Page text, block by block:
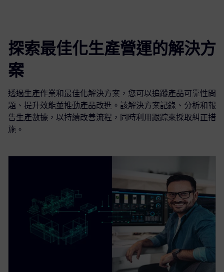
探索最佳化生產營運的解決方
案
透過生產作業和最佳化解決方案，您可以追蹤產品可靠性問
題、提升效能並推動產品改進。該解決方案記錄、分析和報
告生產數據，以持續改善流程，同時利用跟踪來採取糾正措
施。